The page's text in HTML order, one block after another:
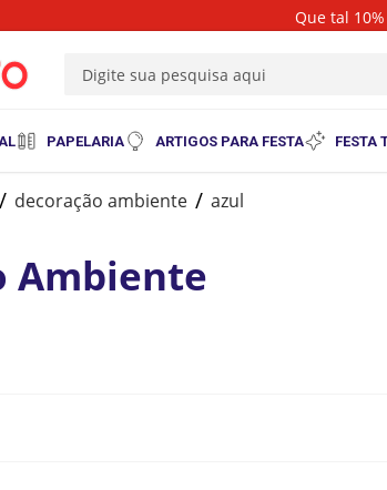
Que tal
PAPELARIA ARTIGOS PARA FESTA FESTA
decoração ambiente azul
Ambiente